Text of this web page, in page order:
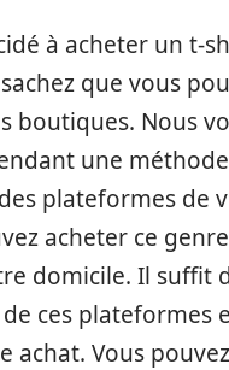
à acheter un t-
que vous
boutiques. Nous
une
plateformes de
acheter ce
domicile. Il suffit
ces plateformes
achat. Vous pouvez